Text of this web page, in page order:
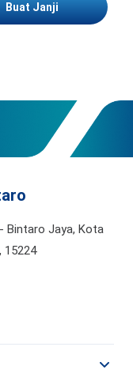
Buat Janji
Bintaro Jaya, Kota
15224